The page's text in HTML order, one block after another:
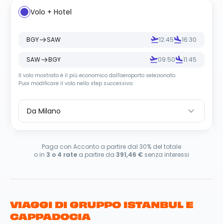
Volo + Hotel
BGY SAW 12:45 16:30
SAW BGY 09:50 11:45
Il volo mostrato è il più economico dall'aeroporto selezionato.
Puoi modificare il volo nello step successivo.
Da Milano
Paga con Acconto a partire dal 30% del totale
o in 3 o 4 rate a partire da 391,46 € senza interessi
VIAGGI DI GRUPPO ISTANBUL E
CAPPADOCIA